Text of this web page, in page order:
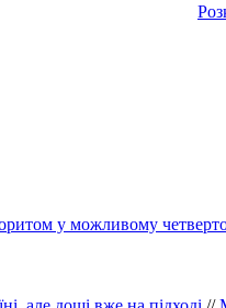
у можливому